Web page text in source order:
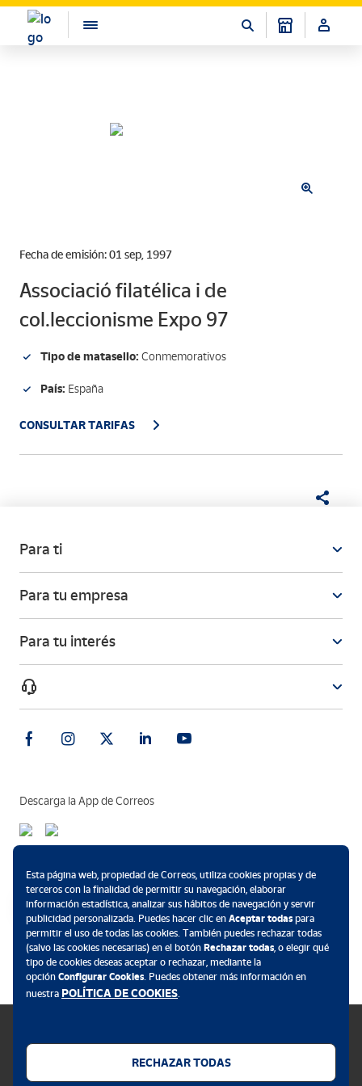
Fecha de emisión: 01 sep, 1997
Associació filatélica i de
col.leccionisme Expo 97
Tipo de matasello: Conmemorativos
País: España
CONSULTAR TARIFAS
Para ti
Para tu empresa
Para tu interés
Descarga la App de Correos
Política de cookies
Esta página web, propiedad de Correos, utiliza cookies propias y de
terceros con la finalidad de permitir su navegación, elaborar
información estadística, analizar sus hábitos de navegación y servir
publicidad personalizada. Puedes hacer clic en Aceptar todaspara
permitir el uso de todas las cookies. También puedes rechazar todas
(salvo las cookies necesarias) en el botón Rechazar todas, o elegir qué
tipo de cookies deseas aceptar o rechazar, mediante la
opción Configurar Cookies. Puedes obtener más información en
nuestra POLÍTICA DE COOKIES.
RECHAZAR TODAS